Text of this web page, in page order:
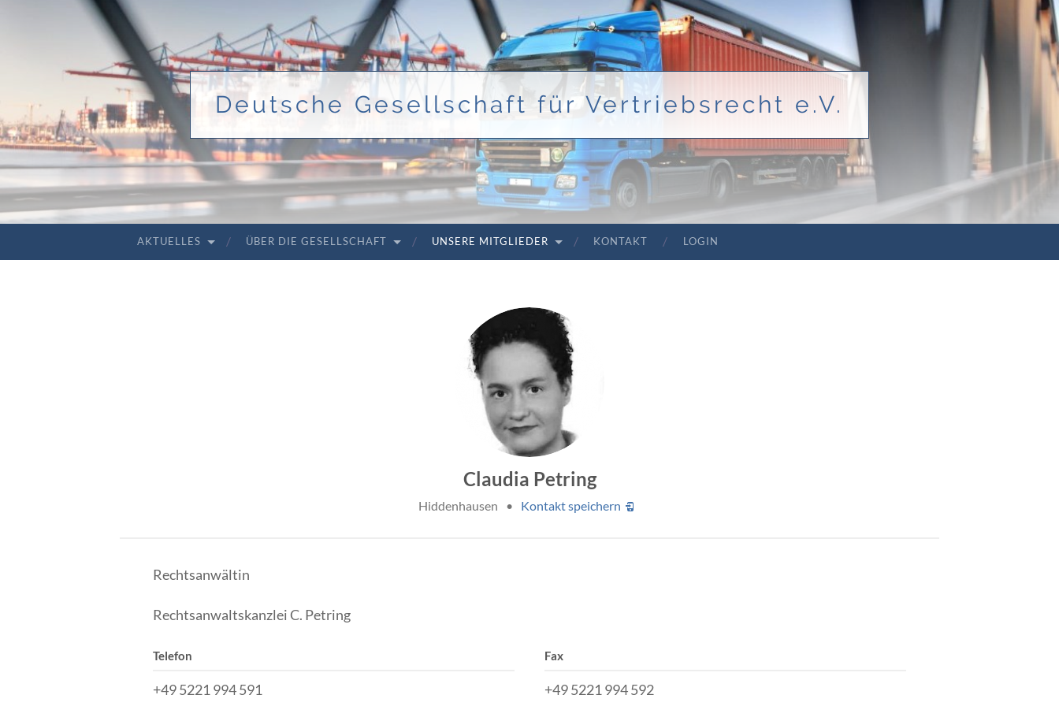
Deutsche Gesellschaft für Vertriebsrecht e.V.
ZUM INHALT SPRINGENAKTUELLES ÜBER DIE GESELLSCHAFT UNSERE MITGLIEDER KONTAKT LOGIN
Claudia Petring
Hiddenhausen • Kontakt speichern
Rechtsanwältin
Rechtsanwaltskanzlei C. Petring
Telefon
+49 5221 994 591
Fax
+49 5221 994 592